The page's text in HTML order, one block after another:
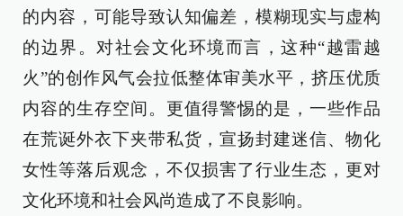
的内容，可能导致认知偏差，模糊现实与虚构
的边界。对社会文化环境而言，这种“越雷越
火”的创作风气会拉低整体审美水平，挤压优质
内容的生存空间。更值得警惕的是，一些作品
在荒诞外衣下夹带私货，宣扬封建迷信、物化
女性等落后观念，不仅损害了行业生态，更对
文化环境和社会风尚造成了不良影响。